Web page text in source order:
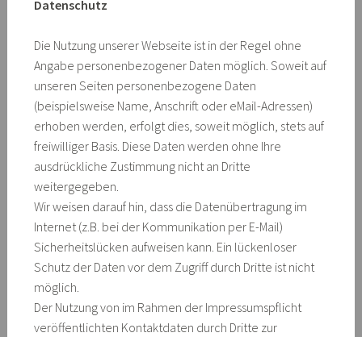
Datenschutz
Die Nutzung unserer Webseite ist in der Regel ohne
Angabe personenbezogener Daten möglich. Soweit auf
unseren Seiten personenbezogene Daten
(beispielsweise Name, Anschrift oder eMail-Adressen)
erhoben werden, erfolgt dies, soweit möglich, stets auf
freiwilliger Basis. Diese Daten werden ohne Ihre
ausdrückliche Zustimmung nicht an Dritte
weitergegeben.
Wir weisen darauf hin, dass die Datenübertragung im
Internet (z.B. bei der Kommunikation per E-Mail)
Sicherheitslücken aufweisen kann. Ein lückenloser
Schutz der Daten vor dem Zugriff durch Dritte ist nicht
möglich.
Der Nutzung von im Rahmen der Impressumspflicht
veröffentlichten Kontaktdaten durch Dritte zur